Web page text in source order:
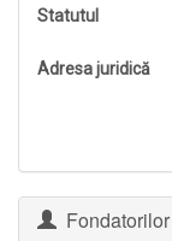
Statutul
Adresa juridică
Fondatorilor